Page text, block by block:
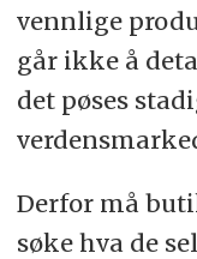
vennlige
går ikke å
det pøses
Derfor må
søke hva de